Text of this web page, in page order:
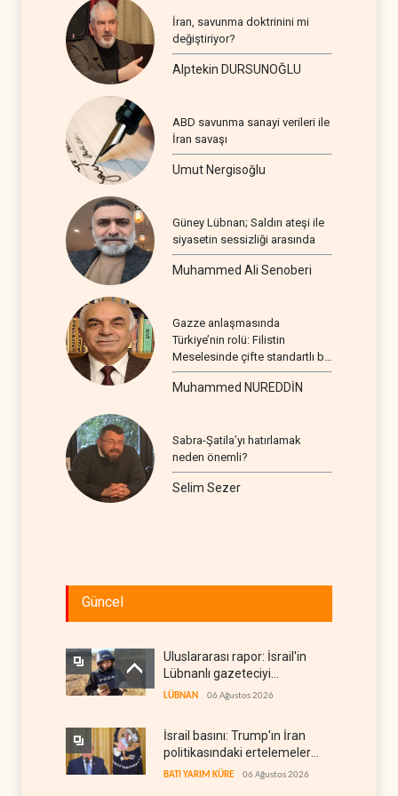
İran, savunma doktrinini mi
değiştiriyor?
Alptekin DURSUNOĞLU
ABD savunma sanayi verileri ile
İran savaşı
Umut Nergisoğlu
Güney Lübnan; Saldırı ateşi ile
siyasetin sessizliği arasında
Muhammed Ali Senoberi
Gazze anlaşmasında
Türkiye’nin rolü: Filistin
Meselesinde çifte standartlı bir
seyir
Muhammed NUREDDİN
Sabra-Şatila’yı hatırlamak
neden önemli?
Selim Sezer
Güncel
Uluslararası rapor: İsrail'in
Lübnanlı gazeteciyi
öldürmesi savaş suçu
LÜBNAN 06 Ağustos 2026
İsrail basını: Trump'ın İran
politikasındaki ertelemeler
ABD seçimlerini riske atıyor
BATI YARIM KÜRE 06 Ağustos 2026